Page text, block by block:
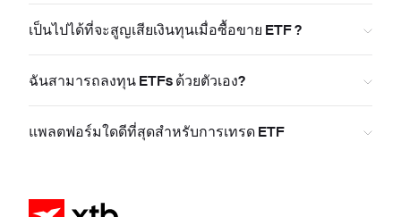
เป็นไปได้ที่จะสูญเสียเงินทุนเมื่อซื้อขาย ETF ?
ฉันสามารถลงทุน ETFs ด้วยตัวเอง?
แพลตฟอร์มใดดีที่สุดสำหรับการเทรด ETF